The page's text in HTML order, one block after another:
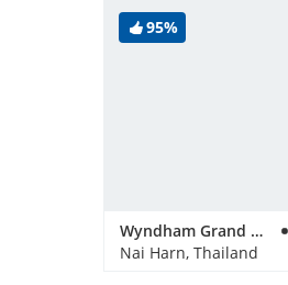
95%
Wyndham Grand Nai Harn Beach Phuket
Nai Harn, Thailand